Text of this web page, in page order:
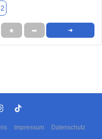
★ ➦ ➜
Impressum Datenschutz